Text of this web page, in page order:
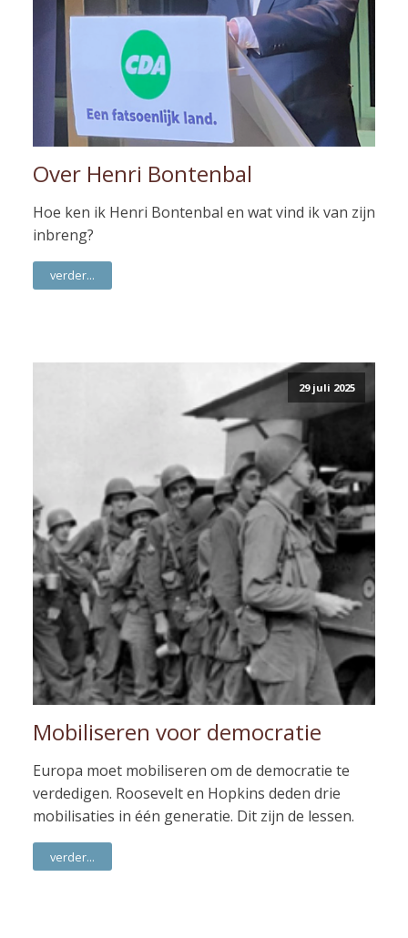
Over Henri Bontenbal
Hoe ken ik Henri Bontenbal en wat vind ik van zijn
inbreng?
verder...
29 juli 2025
Mobiliseren voor democratie
Europa moet mobiliseren om de democratie te
verdedigen. Roosevelt en Hopkins deden drie
mobilisaties in één generatie. Dit zijn de lessen.
verder...